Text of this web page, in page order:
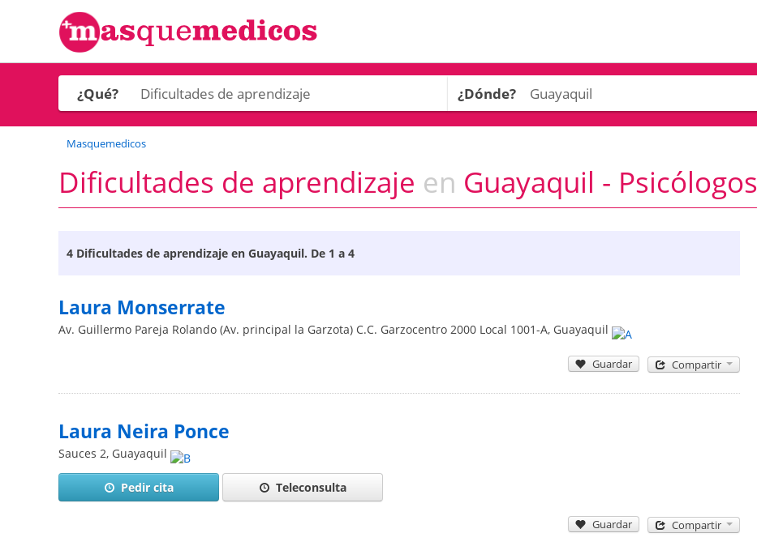
¿Qué? ¿Dónde?
Masquemedicos
Dificultades de aprendizaje en Guayaquil - Psicólogos
4 Dificultades de aprendizaje en Guayaquil. De 1 a 4
Laura Monserrate
Av. Guillermo Pareja Rolando (Av. principal la Garzota) C.C. Garzocentro 2000 Local 1001-A, Guayaquil
Guardar Compartir
Laura Neira Ponce
Sauces 2, Guayaquil
Pedir cita Teleconsulta
Guardar Compartir